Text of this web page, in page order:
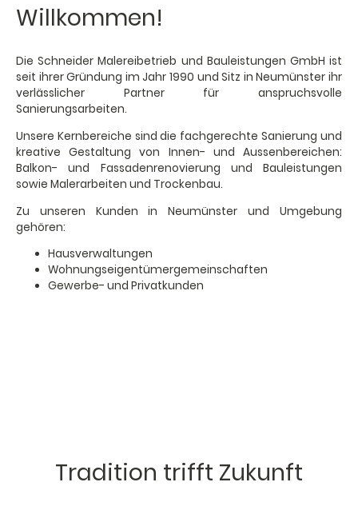
Willkommen!
Die Schneider Malereibetrieb und Bauleistungen GmbH ist
seit ihrer Gründung im Jahr 1990 und Sitz in Neumünster ihr
verlässlicher Partner für anspruchsvolle
Sanierungsarbeiten.
Unsere Kernbereiche sind die fachgerechte Sanierung und
kreative Gestaltung von Innen- und Aussenbereichen:
Balkon- und Fassadenrenovierung und Bauleistungen
sowie Malerarbeiten und Trockenbau.
Zu unseren Kunden in Neumünster und Umgebung
gehören:
Hausverwaltungen
Wohnungseigentümergemeinschaften
Gewerbe- und Privatkunden
Tradition trifft Zukunft